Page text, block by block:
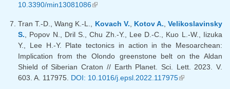
10.3390/min13081086(внешняя ссылка)
Tran T.-D., Wang K.-L., Kovach V., Kotov A., Velikoslavinsky
S., Popov N., Dril S., Chu Zh.-Y., Lee D.-C., Kuo L.-W., Iizuka
Y., Lee H.-Y. Plate tectonics in action in the Mesoarchean:
Implication from the Olondo greenstone belt on the Aldan
Shield of Siberian Craton // Earth Planet. Sci. Lett. 2023. V.
603. A. 117975. DOI: 10.1016/j.epsl.2022.117975(внешняя